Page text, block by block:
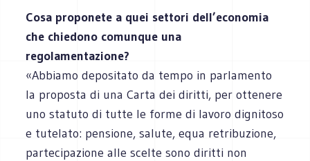
Cosa proponete a quei settori dell’economia
che chiedono comunque una
regolamentazione?
«Abbiamo depositato da tempo in parlamento
la proposta di una Carta dei diritti, per ottenere
uno statuto di tutte le forme di lavoro dignitoso
e tutelato: pensione, salute, equa retribuzione,
partecipazione alle scelte sono diritti non